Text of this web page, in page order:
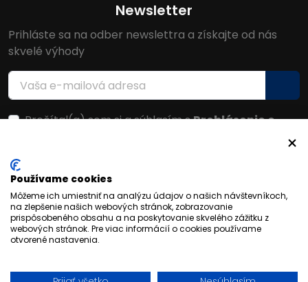
Newsletter
Prihláste sa na odber newslettra a získajte od nás
skvelé výhody
Prečítal(a) som si a súhlasím sPrehlásenie o
Používame cookies
Môžeme ich umiestniť na analýzu údajov o našich návštevníkoch,
na zlepšenie našich webových stránok, zobrazovanie
prispôsobeného obsahu a na poskytovanie skvelého zážitku z
webových stránok. Pre viac informácií o cookies používame
otvorené nastavenia.